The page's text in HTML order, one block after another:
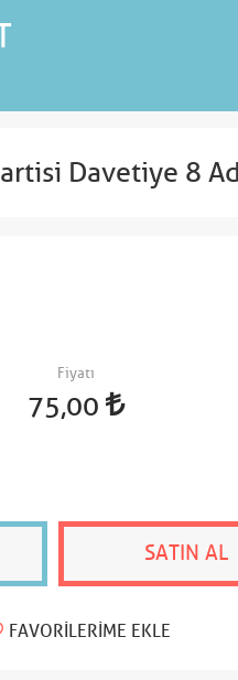
Davetiye 8
Fiyatı
75,00
SATIN AL
FAVORILERIME EKLE